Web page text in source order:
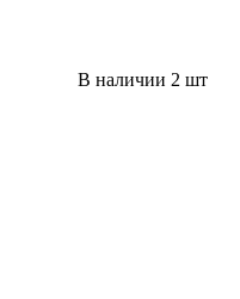
В наличии 2 шт